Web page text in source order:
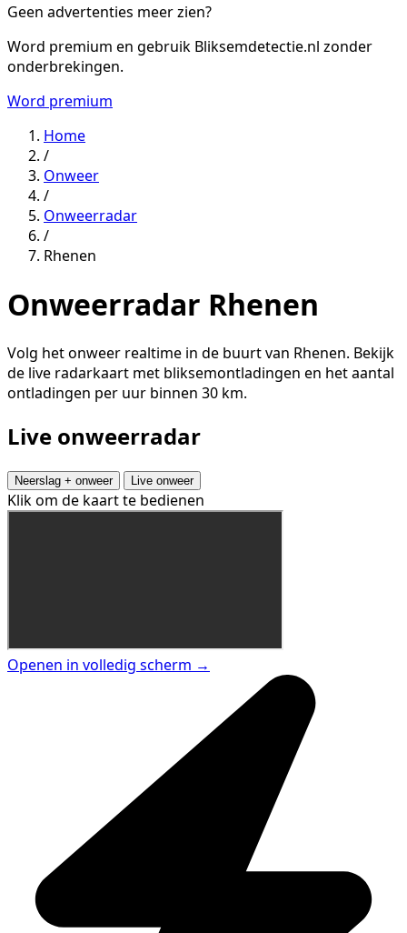
Geen advertenties meer zien?
Word premium en gebruik Bliksemdetectie.nl zonder
onderbrekingen.
Word premium
Home
/
Onweer
/
Onweerradar
/
Rhenen
Onweerradar Rhenen
Volg het onweer realtime in de buurt van Rhenen. Bekijk
de live radarkaart met bliksemontladingen en het aantal
ontladingen per uur binnen 30 km.
Live onweerradar
Neerslag + onweer Live onweer
Klik om de kaart te bedienen
Openen in volledig scherm →